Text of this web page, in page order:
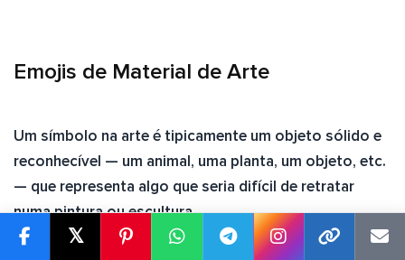
Emojis de Material de Arte
Um símbolo na arte é tipicamente um objeto sólido e
reconhecível — um animal, uma planta, um objeto, etc.
— que representa algo que seria difícil de retratar
numa pintura ou escultura.
𝕏